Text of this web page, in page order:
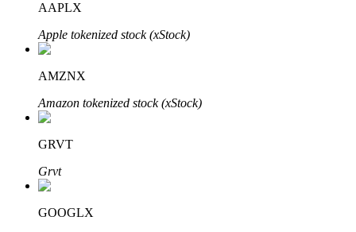
Staking 101
Tìm hiểu về kiếm thu nhập thụ động
AAPLX
Apple tokenized stock (xStock)
AMZNX
Amazon tokenized stock (xStock)
GRVT
Grvt
GOOGLX